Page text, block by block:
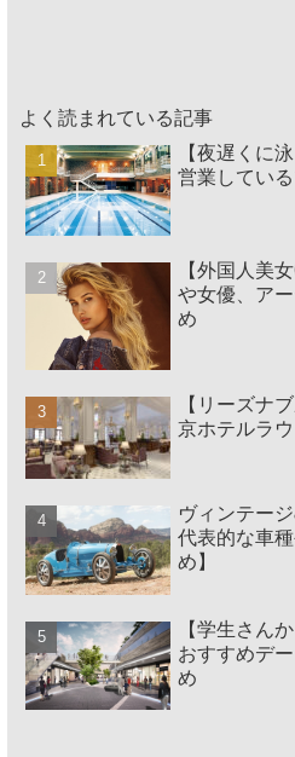
よく読まれている記事
【夜遅くに
営業してい
【外国人美
や女優、ア
め
【リーズナ
京ホテルラ
ヴィンテー
代表的な車
め】
【学生さん
おすすめデ
め